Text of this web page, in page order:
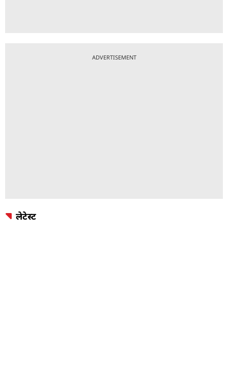
ADVERTISEMENT
लेटेस्ट